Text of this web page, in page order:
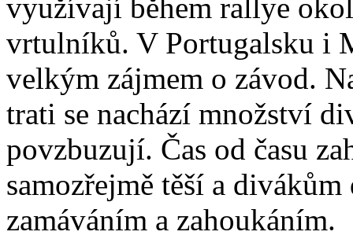
využívají během rallye
vrtulníků. V Portugalsku i
velkým zájmem o závod.
trati se nachází množství
povzbuzují. Čas od času
samozřejmě těší a
zamáváním a zahoukáním.